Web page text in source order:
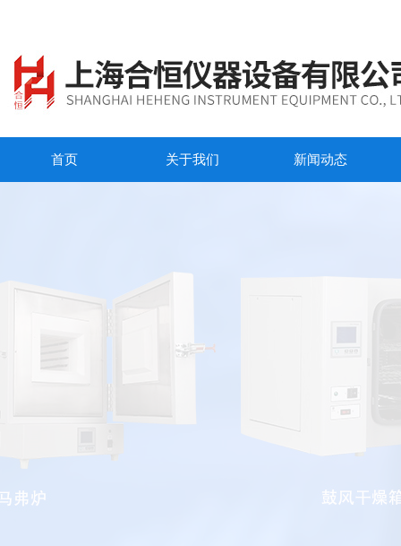
首页 关于我们 新闻动态